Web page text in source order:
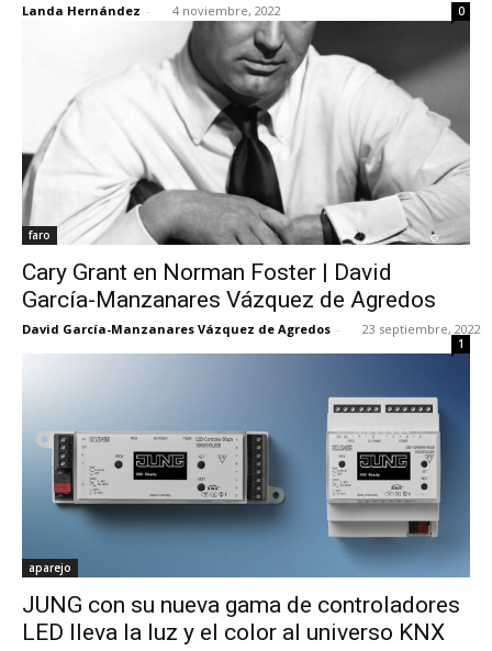
Landa Hernández - 4 noviembre, 2022 0
faro
Cary Grant en Norman Foster | David
García-Manzanares Vázquez de Agredos
David García-Manzanares Vázquez de Agredos - 23 septiembre, 2022
1
aparejo
JUNG con su nueva gama de controladores
LED lleva la luz y el color al universo KNX